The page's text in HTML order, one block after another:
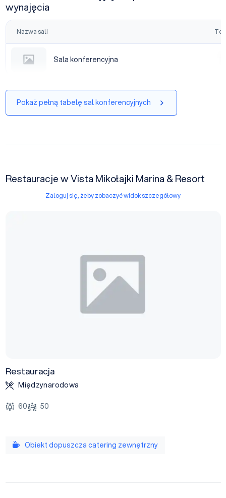
wynajęcia
Nazwa sali
Sala konferencyjna
Sala konferencyjna
Pokaż pełną tabelę sal konferencyjnych
Restauracje w Vista Mikołajki Marina & Resort
Zaloguj się, żeby zobaczyć widok szczegółowy
Restauracja
Międzynarodowa
60 50
Obiekt dopuszcza catering zewnętrzny